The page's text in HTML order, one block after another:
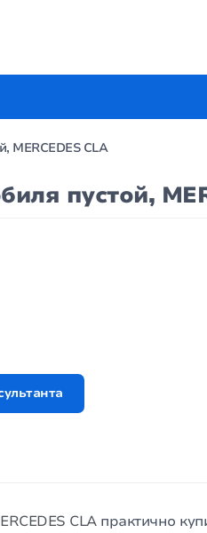
MERCEDES CLA
пустой,
CLAпрактично